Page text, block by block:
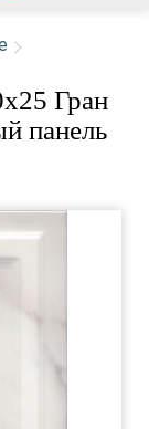
Гран
панель